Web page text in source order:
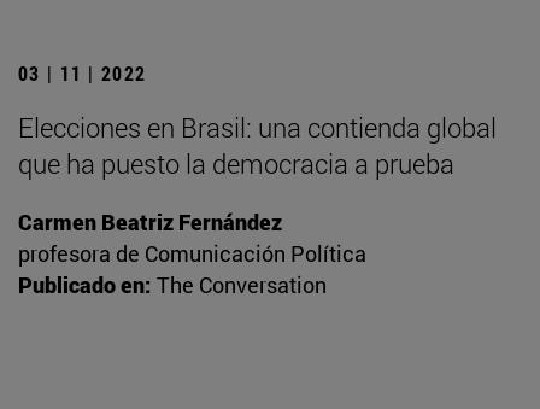
03 | 11 | 2022
Elecciones en Brasil: una contienda global
que ha puesto la democracia a prueba
Carmen Beatriz Fernández
profesora de Comunicación Política
Publicado en: The Conversation